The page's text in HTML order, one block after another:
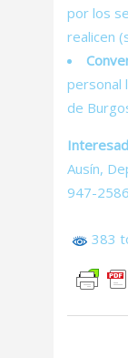
por los
realicen
personal
de
Ausín,
947-
383